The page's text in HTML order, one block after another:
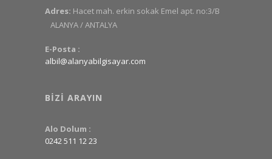
Adres: Hacet mah. erkin sokak Emel apt. no:3/B
ALANYA / ANTALYA
E-Posta :
albil@alanyabilgisayar.com
BIZI ARAYIN
Alo Dolum :
0242 511 12 23